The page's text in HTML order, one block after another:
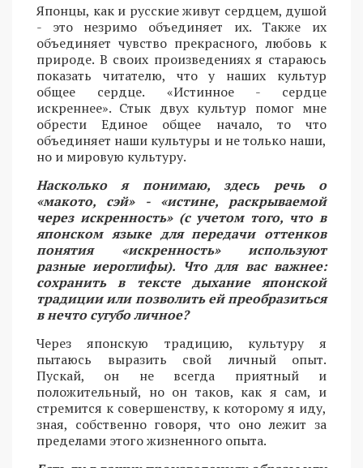
Японцы, как и русские живут сердцем, душой
- это незримо объединяет их. Также их
объединяет чувство прекрасного, любовь к
природе. В своих произведениях я стараюсь
показать читателю, что у наших культур
общее сердце. «Истинное - сердце
искреннее». Стык двух культур помог мне
обрести Единое общее начало, то что
объединяет наши культуры и не только наши,
но и мировую культуру.
Насколько я понимаю, здесь речь о
«макото, сэй» - «истине, раскрываемой
через искренность» (с учетом того, что в
японском языке для передачи оттенков
понятия «искренность» используют
разные иероглифы). Что для вас важнее:
сохранить в тексте дыхание японской
традиции или позволить ей преобразиться
в нечто сугубо личное?
Через японскую традицию, культуру я
пытаюсь выразить свой личный опыт.
Пускай, он не всегда приятный и
положительный, но он таков, как я сам, и
стремится к совершенству, к которому я иду,
зная, собственно говоря, что оно лежит за
пределами этого жизненного опыта.